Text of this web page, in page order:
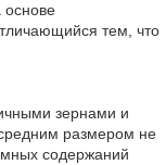
основе
тем, что
зернами и
размером не
содержаний